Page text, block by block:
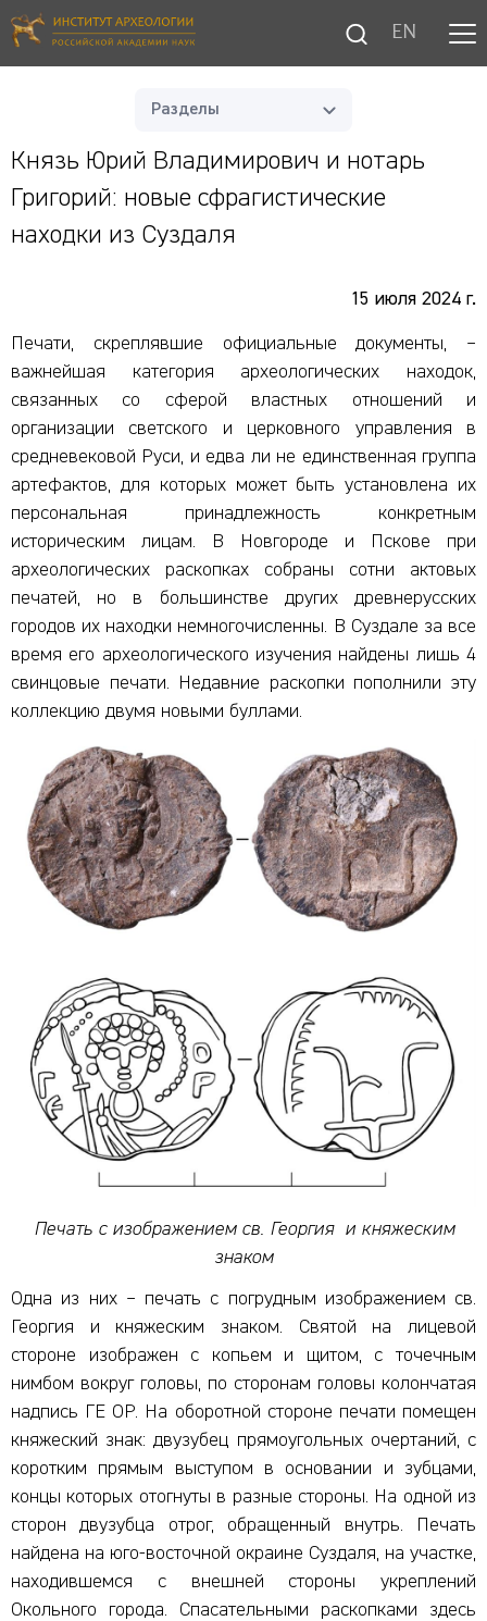
EN
Разделы
Князь Юрий Владимирович и нотарь
Григорий: новые сфрагистические
находки из Суздаля
15 июля 2024 г.
Печати, скреплявшие официальные документы, –
важнейшая категория археологических находок,
связанных со сферой властных отношений и
организации светского и церковного управления в
средневековой Руси, и едва ли не единственная группа
артефактов, для которых может быть установлена их
персональная принадлежность конкретным
историческим лицам. В Новгороде и Пскове при
археологических раскопках собраны сотни актовых
печатей, но в большинстве других древнерусских
городов их находки немногочисленны. В Суздале за все
время его археологического изучения найдены лишь 4
свинцовые печати. Недавние раскопки пополнили эту
коллекцию двумя новыми буллами.
Печать с изображением св. Георгия и княжеским
знаком
Одна из них – печать с погрудным изображением св.
Георгия и княжеским знаком. Святой на лицевой
стороне изображен с копьем и щитом, с точечным
нимбом вокруг головы, по сторонам головы колончатая
надпись ГЕ ОР. На оборотной стороне печати помещен
княжеский знак: двузубец прямоугольных очертаний, с
коротким прямым выступом в основании и зубцами,
концы которых отогнуты в разные стороны. На одной из
сторон двузубца отрог, обращенный внутрь. Печать
найдена на юго-восточной окраине Суздаля, на участке,
находившемся с внешней стороны укреплений
Окольного города. Спасательными раскопками здесь